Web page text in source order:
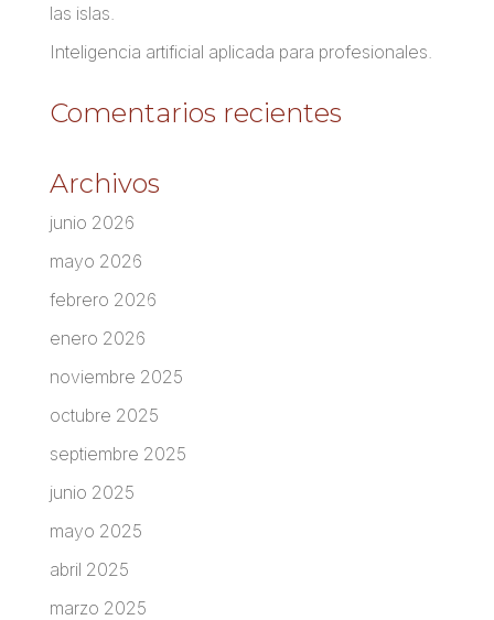
las islas.
Inteligencia artificial aplicada para profesionales.
Comentarios recientes
Archivos
junio 2026
mayo 2026
febrero 2026
enero 2026
noviembre 2025
octubre 2025
septiembre 2025
junio 2025
mayo 2025
abril 2025
marzo 2025